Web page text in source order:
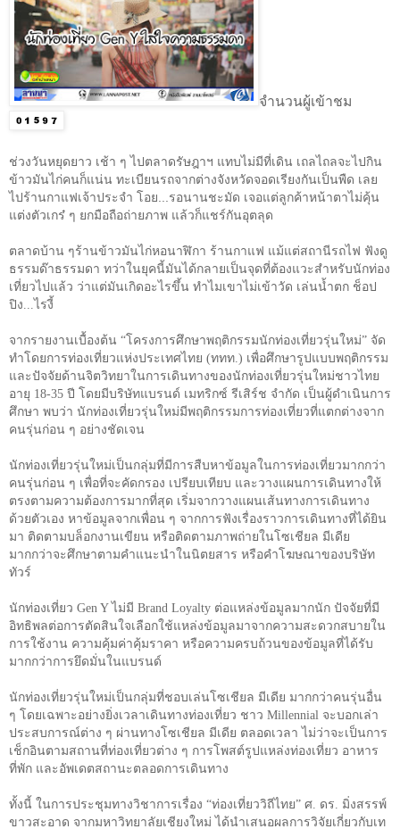
จำนวนผู้เข้าชม
ช่วงวันหยุดยาว เช้า ๆ ไปตลาดรัษฎาฯ แทบไม่มีที่เดิน เถลไถลจะไปกิน
ข้าวมันไก่คนก็แน่น ทะเบียนรถจากต่างจังหวัดจอดเรียงกันเป็นพืด เลย
ไปร้านกาแฟเจ้าประจำ โอย...รอนานชะมัด เจอแต่ลูกค้าหน้าตาไม่คุ้น
แต่งตัวเกร๋ ๆ ยกมือถือถ่ายภาพ แล้วก็แชร์กันอุตลุด
ตลาดบ้าน ๆร้านข้าวมันไก่หอนาฬิกา ร้านกาแฟ แม้แต่สถานีรถไฟ ฟังดู
ธรรมด๊าธรรมดา ทว่าในยุคนี้มันได้กลายเป็นจุดที่ต้องแวะสำหรับนักท่อง
เที่ยวไปแล้ว ว่าแต่มันเกิดอะไรขึ้น ทำไมเขาไม่เข้าวัด เล่นน้ำตก ช็อป
ปิง...ไรงี้
จากรายงานเบื้องต้น “โครงการศึกษาพฤติกรรมนักท่องเที่ยวรุ่นใหม่” จัด
ทำโดยการท่องเที่ยวแห่งประเทศไทย (ททท.) เพื่อศึกษารูปแบบพฤติกรรม
และปัจจัยด้านจิตวิทยาในการเดินทางของนักท่องเที่ยวรุ่นใหม่ชาวไทย
อายุ 18-35 ปี โดยมีบริษัทแบรนด์ เมทริกซ์ รีเสิร์ช จำกัด เป็นผู้ดำเนินการ
ศึกษา พบว่า นักท่องเที่ยวรุ่นใหม่มีพฤติกรรมการท่องเที่ยวที่แตกต่างจาก
คนรุ่นก่อน ๆ อย่างชัดเจน
นักท่องเที่ยวรุ่นใหม่เป็นกลุ่มที่มีการสืบหาข้อมูลในการท่องเที่ยวมากกว่า
คนรุ่นก่อน ๆ เพื่อที่จะคัดกรอง เปรียบเทียบ และวางแผนการเดินทางให้
ตรงตามความต้องการมากที่สุด เริ่มจากวางแผนเส้นทางการเดินทาง
ด้วยตัวเอง หาข้อมูลจากเพื่อน ๆ จากการฟังเรื่องราวการเดินทางที่ได้ยิน
มา ติดตามบล็อกงานเขียน หรือติดตามภาพถ่ายในโซเชียล มีเดีย
มากกว่าจะศึกษาตามคำแนะนำในนิตยสาร หรือคำโฆษณาของบริษัท
ทัวร์
นักท่องเที่ยว Gen Y ไม่มี Brand Loyalty ต่อแหล่งข้อมูลมากนัก ปัจจัยที่มี
อิทธิพลต่อการตัดสินใจเลือกใช้แหล่งข้อมูลมาจากความสะดวกสบายใน
การใช้งาน ความคุ้มค่าคุ้มราคา หรือความครบถ้วนของข้อมูลที่ได้รับ
มากกว่าการยึดมั่นในแบรนด์
นักท่องเที่ยวรุ่นใหม่เป็นกลุ่มที่ชอบเล่นโซเชียล มีเดีย มากกว่าคนรุ่นอื่น
ๆ โดยเฉพาะอย่างยิ่งเวลาเดินทางท่องเที่ยว ชาว Millennial จะบอกเล่า
ประสบการณ์ต่าง ๆ ผ่านทางโซเชียล มีเดีย ตลอดเวลา ไม่ว่าจะเป็นการ
เช็กอินตามสถานที่ท่องเที่ยวต่าง ๆ การโพสต์รูปแหล่งท่องเที่ยว อาหาร
ที่พัก และอัพเดตสถานะตลอดการเดินทาง
ทั้งนี้ ในการประชุมทางวิชาการเรื่อง “ท่องเที่ยววิถีไทย” ศ. ดร. มิ่งสรรพ์
ขาวสะอาด จากมหาวิทยาลัยเชียงใหม่ ได้นำเสนอผลการวิจัยเกี่ยวกับเท